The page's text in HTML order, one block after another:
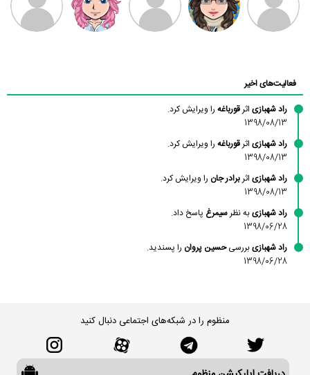
فعالیت‌های اخیر
راد شهبازی اثرقورباغه را ویرایش کرد.
1398/08/13
راد شهبازی اثرقورباغه را ویرایش کرد.
1398/08/13
راد شهبازی اثربرادر جان را ویرایش کرد.
1398/08/13
راد شهبازیبه نظرسیمرغ پاسخ داد.
1398/06/28
راد شهبازیبررسیحسین پروان را پسندید.
1398/06/28
منظوم را در شبکه‌های اجتماعی دنبال کنید